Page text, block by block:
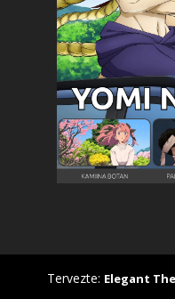
Tervezte: Elegant